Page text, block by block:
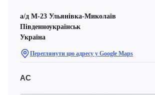
а/д М-23 Ульянівка-Миколаїв
Південноукраїнськ
Україна
Переглянути цю адресу у Google Maps
АС